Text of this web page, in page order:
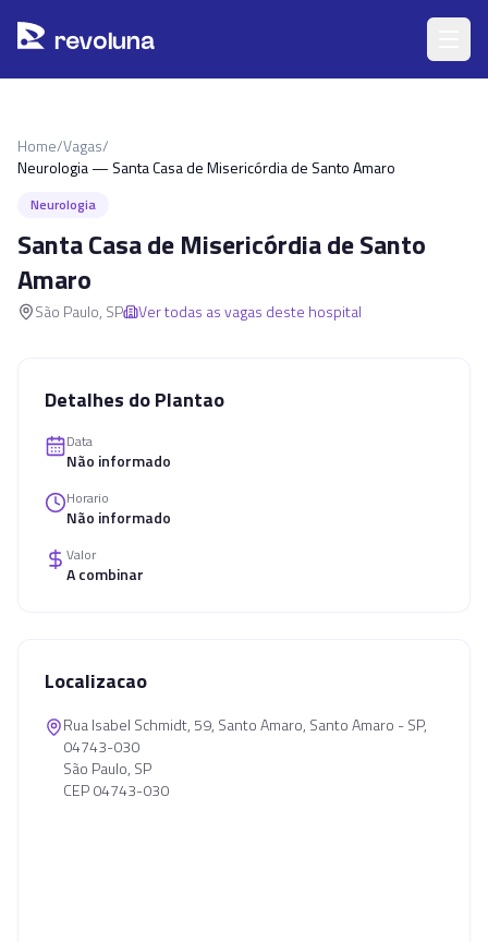
revoluna
Home/Vagas/
Neurologia — Santa Casa de Misericórdia de Santo Amaro
Neurologia
Santa Casa de Misericórdia de Santo
Amaro
São Paulo, SP Ver todas as vagas deste hospital
Detalhes do Plantao
Data
Não informado
Horario
Não informado
Valor
A combinar
Localizacao
Rua Isabel Schmidt, 59, Santo Amaro, Santo Amaro - SP,
04743-030
São Paulo, SP
CEP 04743-030